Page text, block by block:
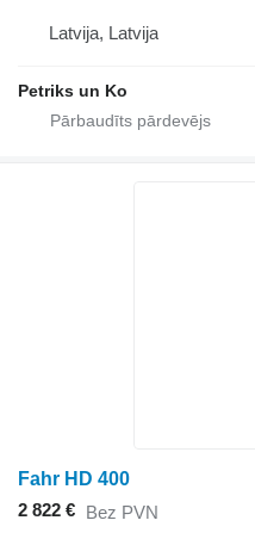
Latvija, Latvija
Petriks un Ko
Fahr HD 400
2 822 € Bez PVN